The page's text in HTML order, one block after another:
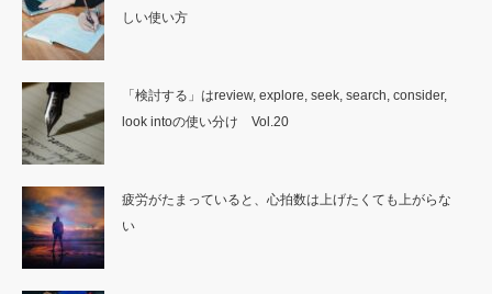
しい使い方
「検討する」はreview, explore, seek, search, consider,
look intoの使い分け Vol.20
疲労がたまっていると、心拍数は上げたくても上がらな
い